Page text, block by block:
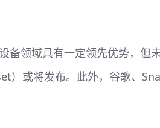
领域具有一定领先优势，但
或将发布。此外，谷歌、